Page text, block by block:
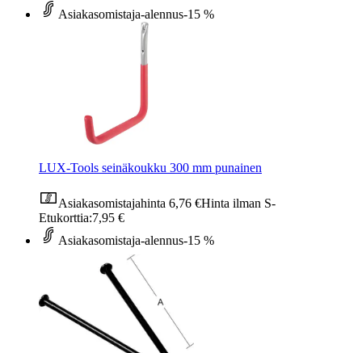
Asiakasomistaja-alennus-15 %
LUX-Tools seinäkoukku 300 mm punainen
Asiakasomistajahinta 6,76 €Hinta ilman S-
Etukorttia:7,95 €
Asiakasomistaja-alennus-15 %